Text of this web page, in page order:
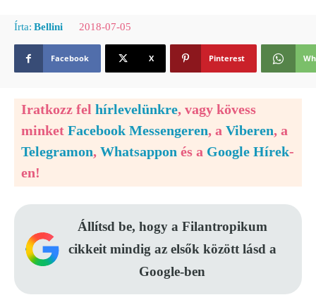
Írta: Bellini 2018-07-05
Facebook X Pinterest
Iratkozz fel hírlevelünkre, vagy kövess
minket Facebook Messengeren, a Viberen, a
Telegramon, Whatsappon és a Google Hírek-
en!
Állítsd be, hogy a Filantropikum
cikkeit mindig az elsők között lásd a
Google-ben